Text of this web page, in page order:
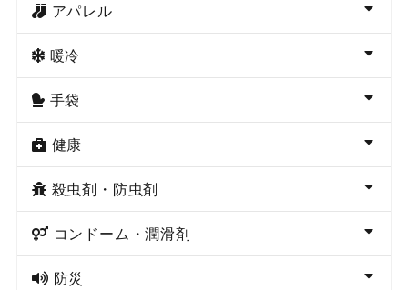
アパレル
暖冷
手袋
健康
殺虫剤・防虫剤
コンドーム・潤滑剤
防災